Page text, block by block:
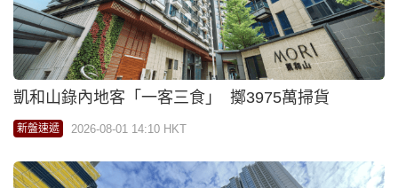
凱和山錄內地客「一客三食」 擲3975萬掃貨
新盤速遞 2026-08-01 14:10 HKT